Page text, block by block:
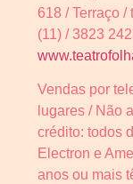
618 / Terraço /
(11) / 3823
Vendas por
lugares / Não
crédito: todos
Electron e
anos ou mais